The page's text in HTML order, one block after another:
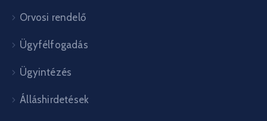
Orvosi rendelő
Ügyfélfogadás
Ügyintézés
Álláshirdetések